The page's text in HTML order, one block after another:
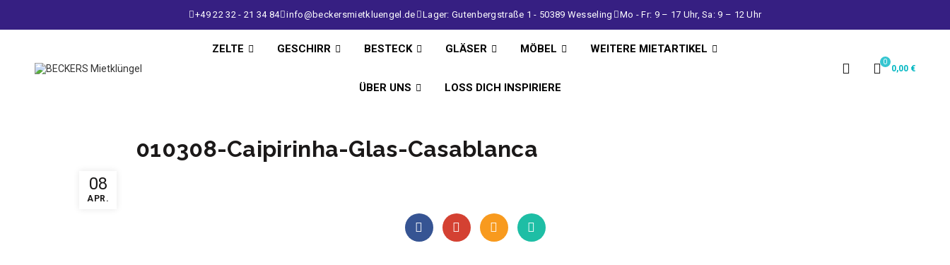
+49 22 32 - 21 34 84 info@beckersmietkluengel.de Lager: Gutenbergstraße 1 - 50389 Wesseling Mo - Fr: 9 – 17 Uhr, Sa: 9 – 12 Uhr
ZELTE GESCHIRR BESTECK GLÄSER MÖBEL WEITERE MIETARTIKEL
ÜBER UNS LOSS DICH INSPIRIERE
0
0,00 €
08
APR.
010308-Caipirinha-Glas-Casablanca